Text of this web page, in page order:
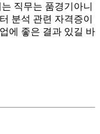
직무는 품경기아니
분석 관련 자격증이
에 좋은 결과 있길 바